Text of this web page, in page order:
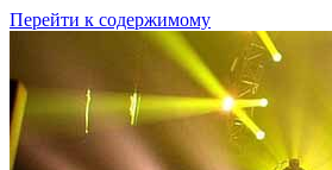
Перейти к содержимому